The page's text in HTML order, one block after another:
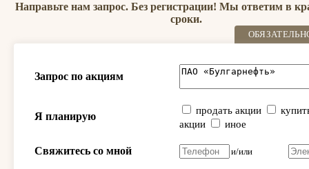
Направьте нам запрос. Без регистрации! Мы ответим в
сроки.
Запрос по акциям
Я планирую продать акции
акции
иное
Свяжитесь со мной и/или